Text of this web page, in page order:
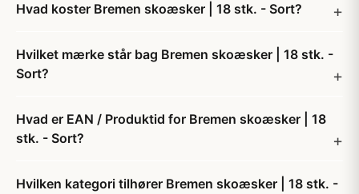
Hvad koster Bremen skoæsker | 18 stk. - Sort?
Hvilket mærke står bag Bremen skoæsker | 18 stk. -
Sort?
Hvad er EAN / Produktid for Bremen skoæsker | 18
stk. - Sort?
Hvilken kategori tilhører Bremen skoæsker | 18 stk. -